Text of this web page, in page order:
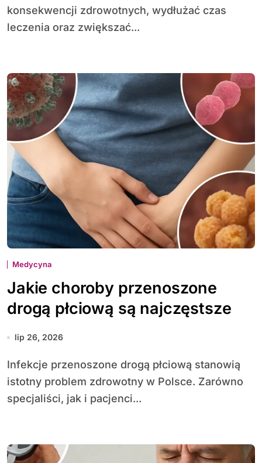
konsekwencji zdrowotnych, wydłużać czas
leczenia oraz zwiększać...
Medycyna
Jakie choroby przenoszone
drogą płciową są najczęstsze
lip 26, 2026
Infekcje przenoszone drogą płciową stanowią
istotny problem zdrowotny w Polsce. Zarówno
specjaliści, jak i pacjenci...